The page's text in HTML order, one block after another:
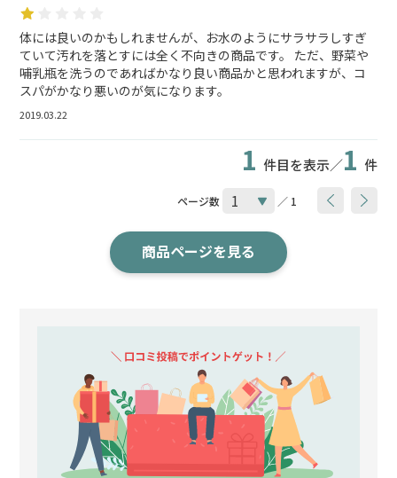
体には良いのかもしれませんが、お水のようにサラサラしすぎ
ていて汚れを落とすには全く不向きの商品です。 ただ、野菜や
哺乳瓶を洗うのであればかなり良い商品かと思われますが、コ
スパがかなり悪いのが気になります。
2019.03.22
1 件目を表示／1 件
ページ数 ／ 1
商品ページを見る